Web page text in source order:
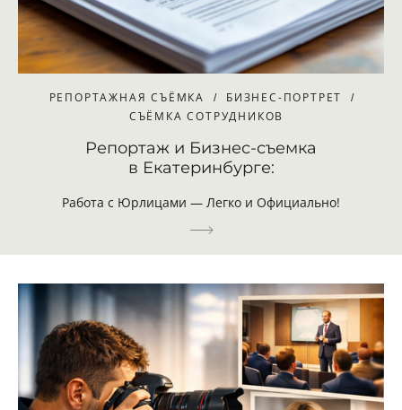
РЕПОРТАЖНАЯ СЪЁМКА
БИЗНЕС-ПОРТРЕТ
СЪЁМКА СОТРУДНИКОВ
Репортаж и Бизнес-съемка
в Екатеринбурге:
Работа с Юрлицами — Легко и Официально!